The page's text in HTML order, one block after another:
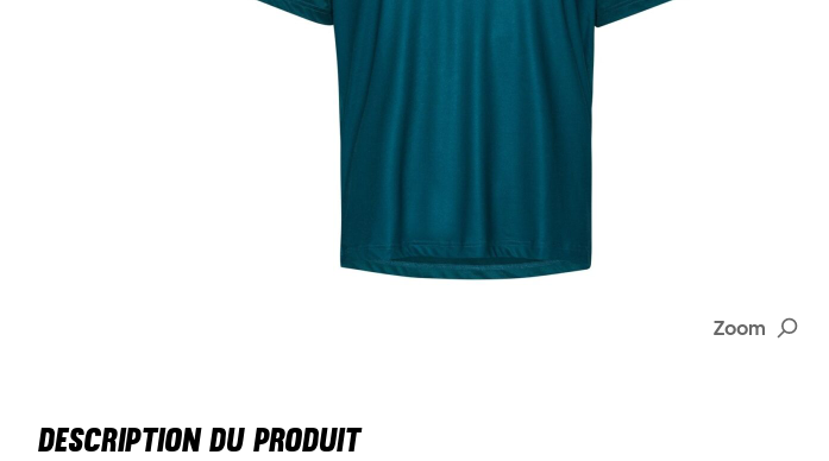
Zoom
DESCRIPTION DU PRODUIT